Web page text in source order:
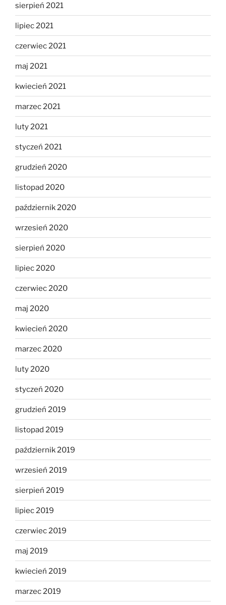
sierpień 2021
lipiec 2021
czerwiec 2021
maj 2021
kwiecień 2021
marzec 2021
luty 2021
styczeń 2021
grudzień 2020
listopad 2020
październik 2020
wrzesień 2020
sierpień 2020
lipiec 2020
czerwiec 2020
maj 2020
kwiecień 2020
marzec 2020
luty 2020
styczeń 2020
grudzień 2019
listopad 2019
październik 2019
wrzesień 2019
sierpień 2019
lipiec 2019
czerwiec 2019
maj 2019
kwiecień 2019
marzec 2019